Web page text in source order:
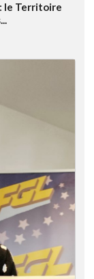
le Territoire